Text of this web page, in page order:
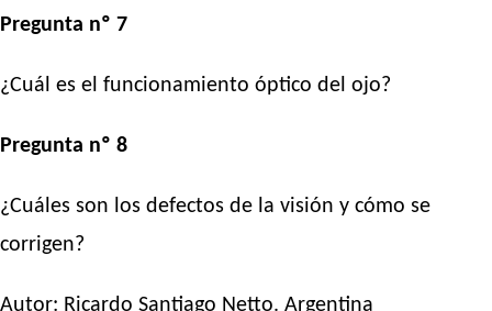
Pregunta nº 7
¿Cuál es el funcionamiento óptico del ojo?
Pregunta nº 8
¿Cuáles son los defectos de la visión y cómo se
corrigen?
Autor: Ricardo Santiago Netto. Argentina